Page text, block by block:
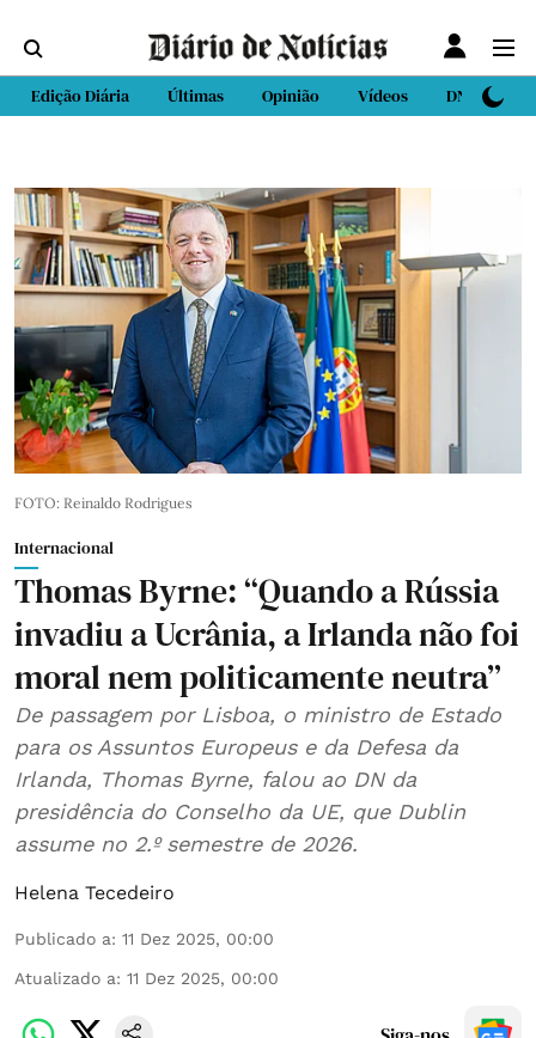
Edição Diária Últimas Opinião Vídeos DN Sport
FOTO: Reinaldo Rodrigues
Internacional
Thomas Byrne: “Quando a Rússia
invadiu a Ucrânia, a Irlanda não foi
moral nem politicamente neutra”
De passagem por Lisboa, o ministro de Estado
para os Assuntos Europeus e da Defesa da
Irlanda, Thomas Byrne, falou ao DN da
presidência do Conselho da UE, que Dublin
assume no 2.º semestre de 2026.
Helena Tecedeiro
Publicado a: 11 Dez 2025, 00:00
Atualizado a: 11 Dez 2025, 00:00